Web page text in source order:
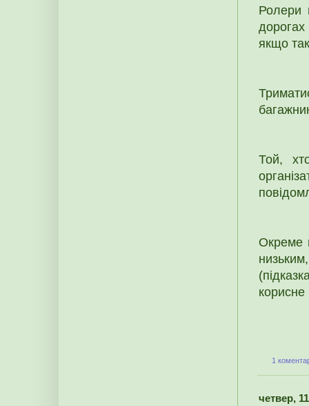
Ролери
якщо
Той,
Окреме
корисне
1
четвер,